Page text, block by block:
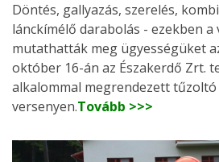
Döntés, gallyazás, szerelés,
lánckímélő darabolás - ezekben
mutathatták meg ügyességüket
október 16-án az Északerdő Zrt.
alkalommal megrendezett
versenyen.Tovább >>>